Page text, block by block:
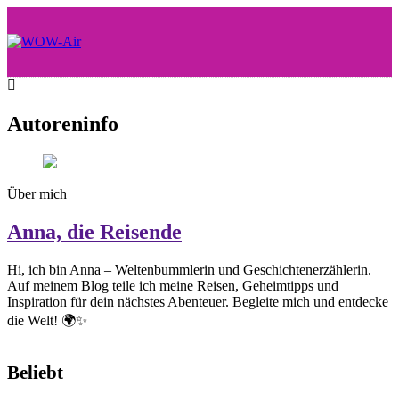
content
WOW-Air
Autoreninfo
Über mich
Anna, die Reisende
Hi, ich bin Anna – Weltenbummlerin und Geschichtenerzählerin.
Auf meinem Blog teile ich meine Reisen, Geheimtipps und
Inspiration für dein nächstes Abenteuer. Begleite mich und entdecke
die Welt! 🌍✨
Beliebt